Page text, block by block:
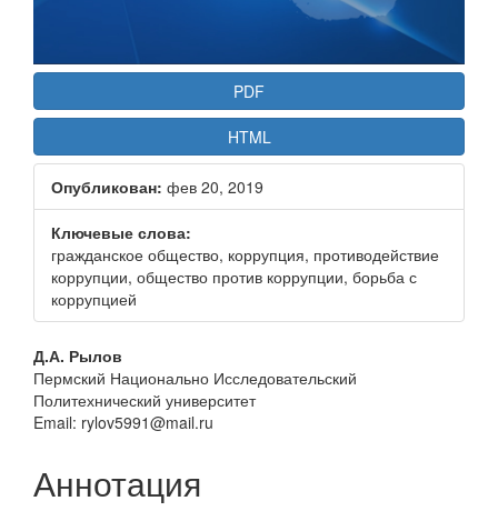
PDF
HTML
Опубликован: фев 20, 2019
Ключевые слова:
гражданское общество, коррупция, противодействие
коррупции, общество против коррупции, борьба с
коррупцией
Основное
содержание
статьи
Д.А. Рылов
Пермский Национально Исследовательский
Политехнический университет
Email: rylov5991@mail.ru
Аннотация